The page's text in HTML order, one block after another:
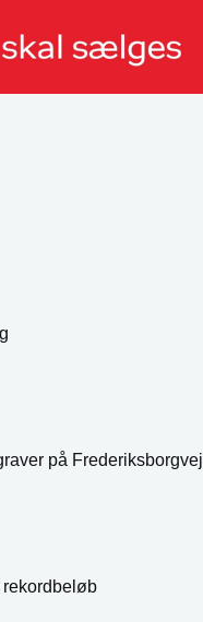
på Frederiksborgvej